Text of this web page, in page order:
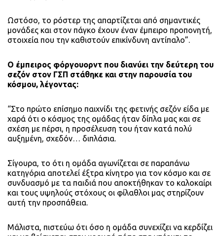
Ωστόσο, το ρόστερ της απαρτίζεται από σημαντικές
μονάδες και στον πάγκο έχουν έναν έμπειρο προπονητή,
στοιχεία που την καθιστούν επικίνδυνη αντίπαλο”.
Ο έμπειρος φόργουορντ που διανύει την δεύτερη του
σεζόν στον ΓΣΠ στάθηκε και στην παρουσία του
κόσμου, λέγοντας:
“Στο πρώτο επίσημο παιχνίδι της φετινής σεζόν είδα με
χαρά ότι ο κόσμος της ομάδας ήταν δίπλα μας και σε
σχέση με πέρσι, η προσέλευση του ήταν κατά πολύ
αυξημένη, σχεδόν… διπλάσια.
Σίγουρα, το ότι η ομάδα αγωνίζεται σε παραπάνω
κατηγόρια αποτελεί έξτρα κίνητρο για τον κόσμο και σε
συνδυασμό με τα παιδιά που αποκτήθηκαν το καλοκαίρι
και τους υψηλούς στόχους οι φίλαθλοι μας στηρίζουν
αυτή την προσπάθεια.
Μάλιστα, πιστεύω ότι όσο η ομάδα συνεχίζει να κερδίζει